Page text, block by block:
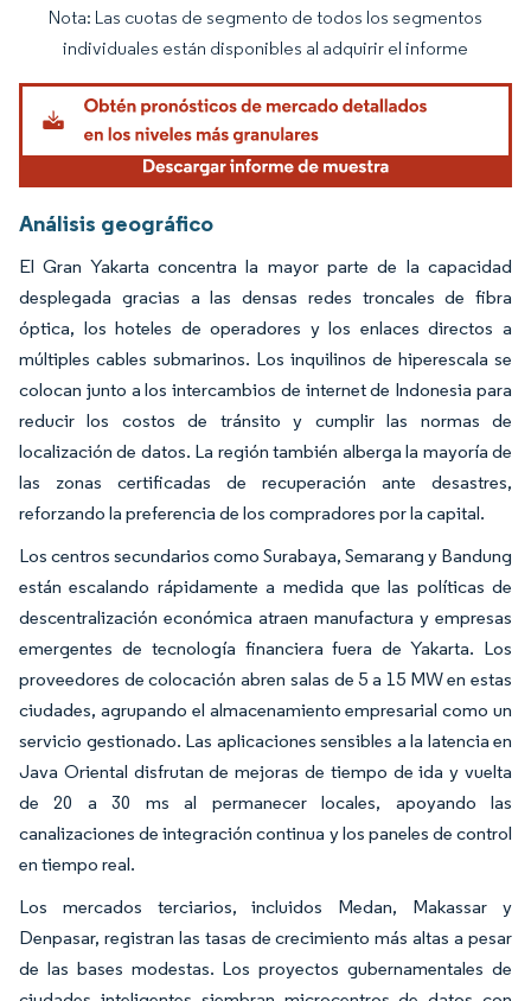
Imagen © Mordor Intelligence. El uso requiere atribución según CC BY 4.0.
Nota: Las cuotas de segmento de todos los segmentos
individuales están disponibles al adquirir el informe
Análisis geográfico
El Gran Yakarta concentra la mayor parte de la capacidad
desplegada gracias a las densas redes troncales de fibra
óptica, los hoteles de operadores y los enlaces directos a
múltiples cables submarinos. Los inquilinos de hiperescala se
colocan junto a los intercambios de internet de Indonesia para
reducir los costos de tránsito y cumplir las normas de
localización de datos. La región también alberga la mayoría de
las zonas certificadas de recuperación ante desastres,
reforzando la preferencia de los compradores por la capital.
Los centros secundarios como Surabaya, Semarang y Bandung
están escalando rápidamente a medida que las políticas de
descentralización económica atraen manufactura y empresas
emergentes de tecnología financiera fuera de Yakarta. Los
proveedores de colocación abren salas de 5 a 15 MW en estas
ciudades, agrupando el almacenamiento empresarial como un
servicio gestionado. Las aplicaciones sensibles a la latencia en
Java Oriental disfrutan de mejoras de tiempo de ida y vuelta
de 20 a 30 ms al permanecer locales, apoyando las
canalizaciones de integración continua y los paneles de control
en tiempo real.
Los mercados terciarios, incluidos Medan, Makassar y
Denpasar, registran las tasas de crecimiento más altas a pesar
de las bases modestas. Los proyectos gubernamentales de